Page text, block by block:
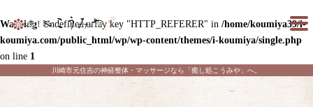
Warning: Undefined array key "HTTP_REFERER" in /home/koumiya39/i-
koumiya.com/public_html/wp/wp-content/themes/i-koumiya/single.php
on line 1
川崎市元住吉の神経整体・マッサージなら「癒し処こうみや」へ。